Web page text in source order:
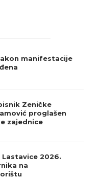
manifestacije
Zeničke
proglašen
zajednice
2026.
na